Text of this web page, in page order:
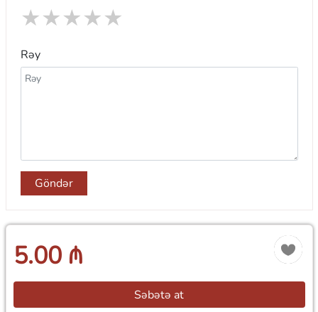
★
★
★
★
★
Rəy
Göndər
5.00 ₼
Səbətə at